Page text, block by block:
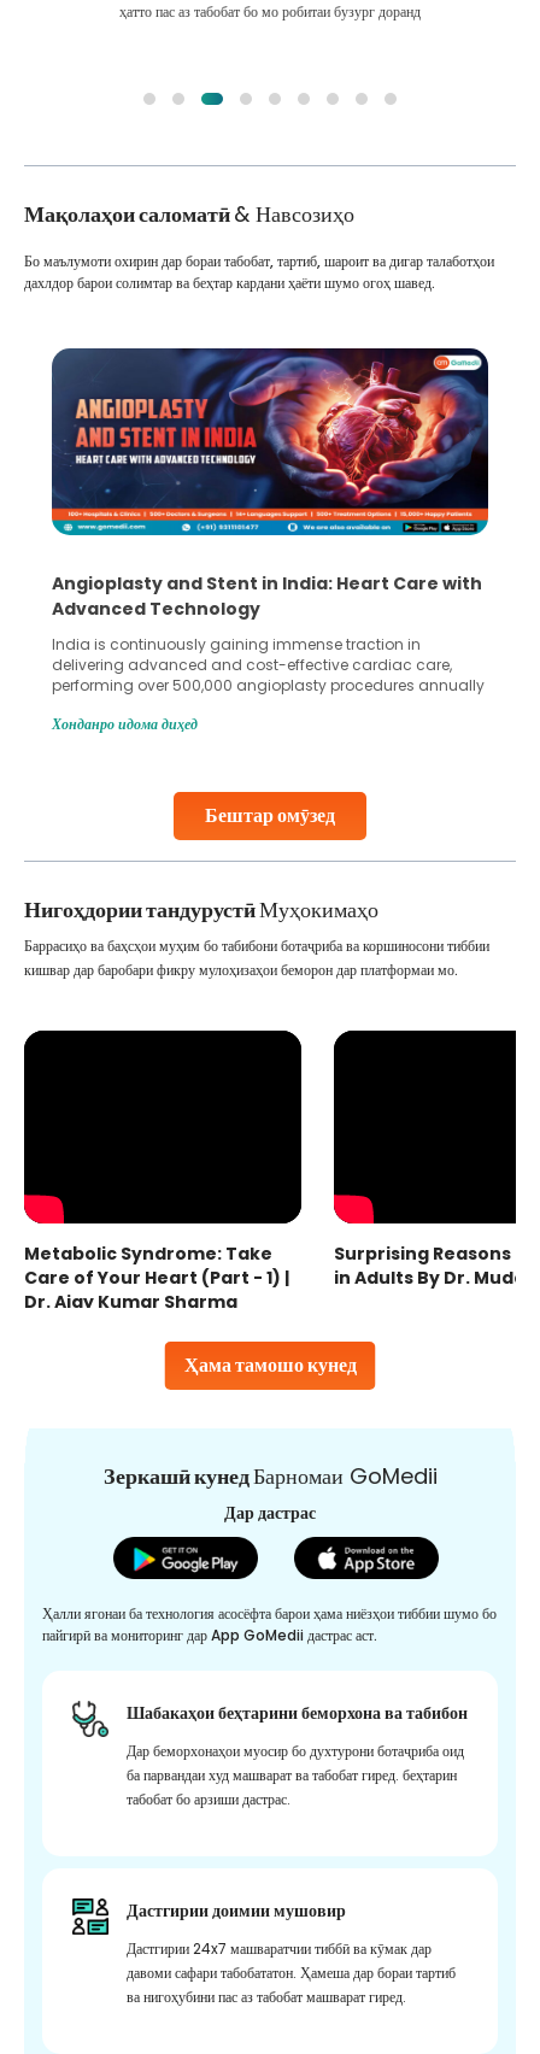
ҳатто пас аз табобат бо мо робитаи бузург доранд
Мақолаҳои саломатӣ& Навсозиҳо
Бештар омӯзед
Бо маълумоти охирин дар бораи табобат, тартиб, шароит ва дигар талаботҳои
дахлдор барои солимтар ва беҳтар кардани ҳаёти шумо огоҳ шавед.
Angioplasty and Stent in India: Heart Care with
Advanced Technology
India is continuously gaining immense traction in
delivering advanced and cost-effective cardiac care,
performing over 500,000 angioplasty procedures annually
globe are searching for treatments like angioplasty and
Studies, such as one published
Хонданро идома диҳед
Нигоҳдории тандурустӣМуҳокимаҳо
Ҳама тамошо кунед
Баррасиҳо ва баҳсҳои муҳим бо табибони ботаҷриба ва коршиносони тиббии
кишвар дар баробари фикру мулоҳизаҳои беморон дар платформаи мо.
Metabolic Syndrome: Take
Care of Your Heart (Part - 1) |
Dr. Ajay Kumar Sharma
Surprising Reasons
in Adults By Dr.
Зеркашӣ кунедБарномаи GoMedii
Дар дастрас
Ҳалли ягонаи ба технология асосёфта барои ҳама ниёзҳои тиббии шумо бо
пайгирӣ ва мониторинг дар App GoMedii дастрас аст.
Шабакаҳои беҳтарини беморхона ва табибон
Дар беморхонаҳои муосир бо духтурони ботаҷриба оид
ба парвандаи худ машварат ва табобат гиред. беҳтарин
табобат бо арзиши дастрас.
Дастгирии доимии мушовир
Дастгирии 24x7 машваратчии тиббӣ ва кӯмак дар
давоми сафари табобататон. Ҳамеша дар бораи тартиб
ва нигоҳубини пас аз табобат машварат гиред.